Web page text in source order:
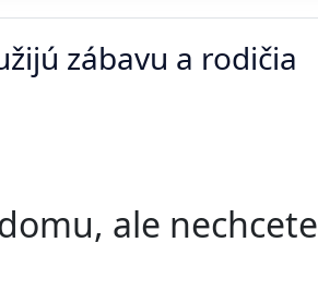
zábavu a rodičia
ale nechcete